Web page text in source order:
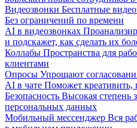
Видеозвонки Бесплатные
Без ограничений по времени
AI в видеозвонках
и подскажет, как сделать их
Коллабы Пространства для
клиентами
Опросы Упрощают
AI в чате Поможет креативить,
Безопасность Высокая степень
персональных данных
Мобильный мессенджер Вся